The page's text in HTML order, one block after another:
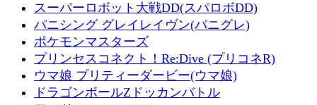
スーパーロボット大戦DD(スパロボDD)
パニシング グレイレイヴン(パニグレ)
ポケモンマスターズ
プリンセスコネクト！Re:Dive (プリコネR)
ウマ娘 プリティーダービー(ウマ娘)
ドラゴンボールZドッカンバトル